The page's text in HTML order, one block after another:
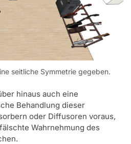
seitliche Symmetrie gegeben.
hinaus auch eine
Behandlung dieser
oder Diffusoren voraus,
Wahrnehmung des